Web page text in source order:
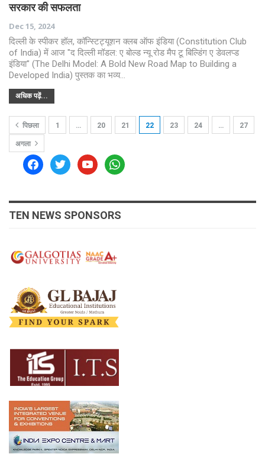
सरकार की सफलता
Dec 15, 2024
दिल्ली के स्पीकर हॉल, कॉन्स्टिट्यूशन क्लब ऑफ इंडिया (Constitution Club
of India) में आज "द दिल्ली मॉडल: ए बोल्ड न्यू रोड मैप टू बिल्डिंग ए डेवलप्ड
इंडिया" (The Delhi Model: A Bold New Road Map to Building a
Developed India) पुस्तक का भव्य…
अधिक पढ़ें...
पिछला 1 … 20 21 22 23 24 … 27
अगला
facebooktwitteryoutubewhatsapp
TEN NEWS SPONSORS